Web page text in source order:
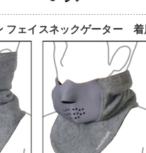
フェイスネックゲーター 着